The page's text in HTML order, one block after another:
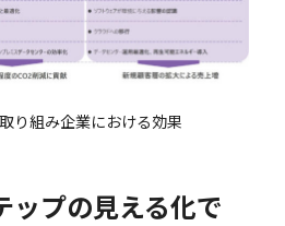
り組み企業における効果
ップの見える化で